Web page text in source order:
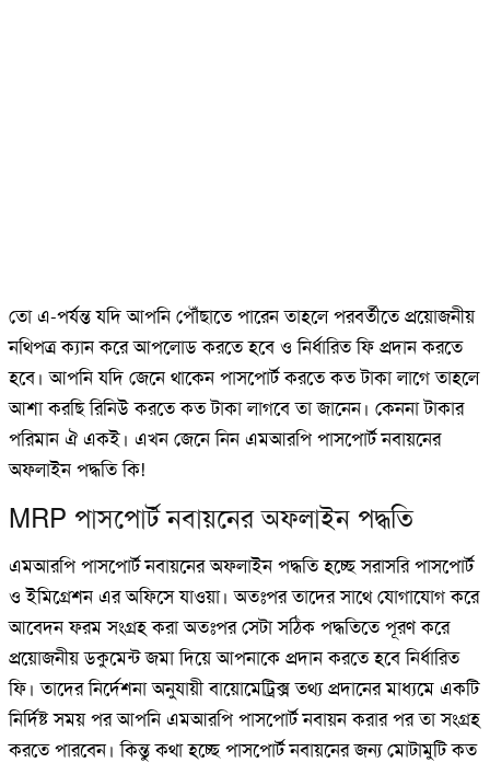
তো এ-পর্যন্ত যদি আপনি পৌঁছাতে পারেন তাহলে পরবর্তীতে প্রয়োজনীয়
নথিপত্র ক্যান করে আপলোড করতে হবে ও নির্ধারিত ফি প্রদান করতে
হবে। আপনি যদি জেনে থাকেন পাসপোর্ট করতে কত টাকা লাগে তাহলে
আশা করছি রিনিউ করতে কত টাকা লাগবে তা জানেন। কেননা টাকার
পরিমান ঐ একই। এখন জেনে নিন এমআরপি পাসপোর্ট নবায়নের
অফলাইন পদ্ধতি কি!
MRP পাসপোর্ট নবায়নের অফলাইন পদ্ধতি
এমআরপি পাসপোর্ট নবায়নের অফলাইন পদ্ধতি হচ্ছে সরাসরি পাসপোর্ট
ও ইমিগ্রেশন এর অফিসে যাওয়া। অতঃপর তাদের সাথে যোগাযোগ করে
আবেদন ফরম সংগ্রহ করা অতঃপর সেটা সঠিক পদ্ধতিতে পূরণ করে
প্রয়োজনীয় ডকুমেন্ট জমা দিয়ে আপনাকে প্রদান করতে হবে নির্ধারিত
ফি। তাদের নির্দেশনা অনুযায়ী বায়োমেট্রিক্স তথ্য প্রদানের মাধ্যমে একটি
নির্দিষ্ট সময় পর আপনি এমআরপি পাসপোর্ট নবায়ন করার পর তা সংগ্রহ
করতে পারবেন। কিন্তু কথা হচ্ছে পাসপোর্ট নবায়নের জন্য মোটামুটি কত